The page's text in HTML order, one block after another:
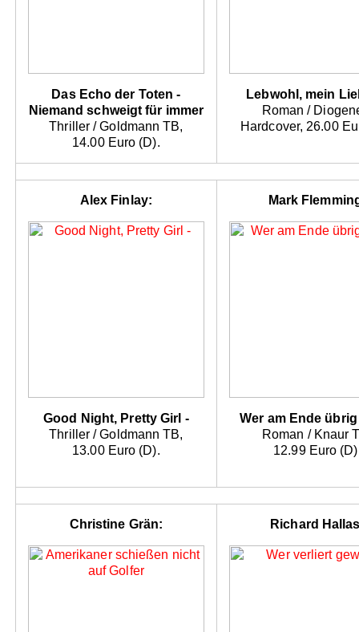
Das Echo der Toten -
Niemand schweigt für immer
Thriller / Goldmann TB,
14.00 Euro (D).
Lebwohl, mein
Roman /
Hardcover, 26.00
Alex Finlay:
Good Night, Pretty Girl -
Thriller / Goldmann TB,
13.00 Euro (D).
Mark
Wer am Ende
Roman / Knaur
12.99 Euro
Christine Grän: Richard